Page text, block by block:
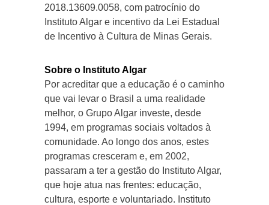
2018.13609.0058, com patrocínio do
Instituto Algar e incentivo da Lei Estadual
de Incentivo à Cultura de Minas Gerais.
Sobre o Instituto Algar
Por acreditar que a educação é o caminho
que vai levar o Brasil a uma realidade
melhor, o Grupo Algar investe, desde
1994, em programas sociais voltados à
comunidade. Ao longo dos anos, estes
programas cresceram e, em 2002,
passaram a ter a gestão do Instituto Algar,
que hoje atua nas frentes: educação,
cultura, esporte e voluntariado. Instituto